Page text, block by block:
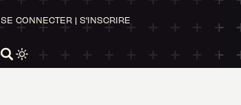
SE CONNECTER | S'INSCRIRE